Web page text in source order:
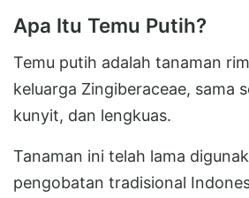
Apa Itu Temu Putih?
Temu putih adalah tanaman
keluarga Zingiberaceae, sama
kunyit, dan lengkuas.
Tanaman ini telah lama
pengobatan tradisional